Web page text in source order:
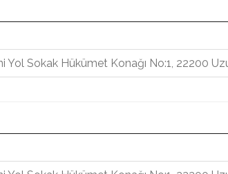
Yol Sokak Hükümet Konağı No:1, 22200